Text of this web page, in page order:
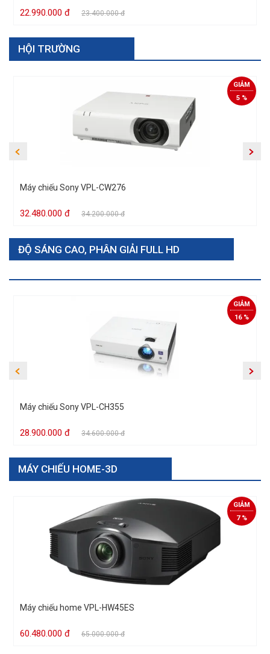
22.990.000 đ 23.400.000 đ
HỘI TRƯỜNG
GIẢM
5 %
Máy chiếu Sony VPL-CW276
32.480.000 đ 34.200.000 đ
ĐỘ SÁNG CAO, PHÂN GIẢI FULL HD
GIẢM
16 %
Máy chiếu Sony VPL-CH355
28.900.000 đ 34.600.000 đ
MÁY CHIẾU HOME-3D
GIẢM
7 %
Máy chiếu home VPL-HW45ES
60.480.000 đ 65.000.000 đ